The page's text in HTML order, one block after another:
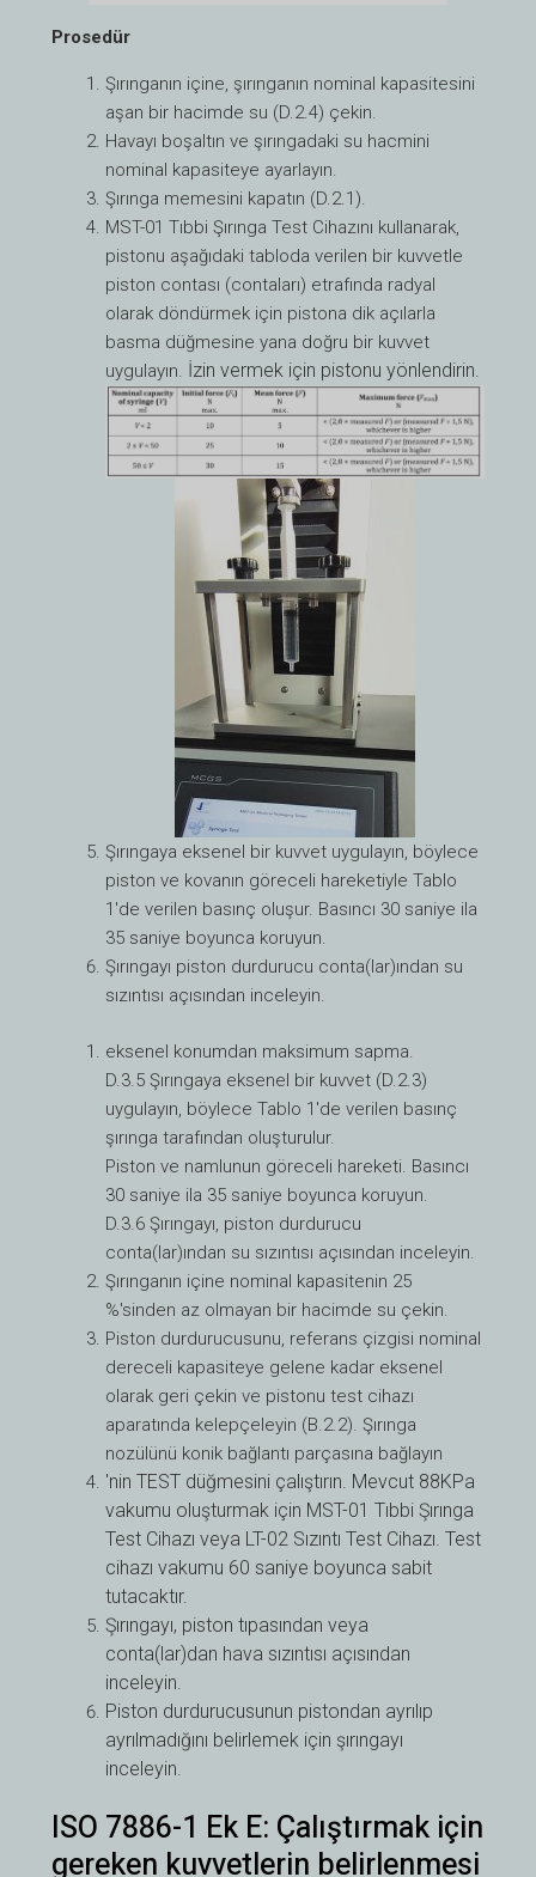
Prosedür
Şırınganın içine, şırınganın nominal kapasitesini
aşan bir hacimde su (D.2.4) çekin.
Havayı boşaltın ve şırıngadaki su hacmini
nominal kapasiteye ayarlayın.
Şırınga memesini kapatın (D.2.1).
MST-01 Tıbbi Şırınga Test Cihazını kullanarak,
pistonu aşağıdaki tabloda verilen bir kuvvetle
piston contası (contaları) etrafında radyal
olarak döndürmek için pistona dik açılarla
basma düğmesine yana doğru bir kuvvet
uygulayın. İzin vermek için pistonu yönlendirin.
Şırıngaya eksenel bir kuvvet uygulayın, böylece
piston ve kovanın göreceli hareketiyle Tablo
1'de verilen basınç oluşur. Basıncı 30 saniye ila
35 saniye boyunca koruyun.
Şırıngayı piston durdurucu conta(lar)ından su
sızıntısı açısından inceleyin.
eksenel konumdan maksimum sapma.
D.3.5 Şırıngaya eksenel bir kuvvet (D.2.3)
uygulayın, böylece Tablo 1'de verilen basınç
şırınga tarafından oluşturulur.
Piston ve namlunun göreceli hareketi. Basıncı
30 saniye ila 35 saniye boyunca koruyun.
D.3.6 Şırıngayı, piston durdurucu
conta(lar)ından su sızıntısı açısından inceleyin.
Şırınganın içine nominal kapasitenin 25
%'sinden az olmayan bir hacimde su çekin.
Piston durdurucusunu, referans çizgisi nominal
dereceli kapasiteye gelene kadar eksenel
olarak geri çekin ve pistonu test cihazı
aparatında kelepçeleyin (B.2.2). Şırınga
nozülünü konik bağlantı parçasına bağlayın
'nin TEST düğmesini çalıştırın. Mevcut 88KPa
vakumu oluşturmak için MST-01 Tıbbi Şırınga
Test Cihazı veya LT-02 Sızıntı Test Cihazı. Test
cihazı vakumu 60 saniye boyunca sabit
tutacaktır.
Şırıngayı, piston tıpasından veya
conta(lar)dan hava sızıntısı açısından
inceleyin.
Piston durdurucusunun pistondan ayrılıp
ayrılmadığını belirlemek için şırıngayı
inceleyin.
ISO 7886-1 Ek E: Çalıştırmak için
gereken kuvvetlerin belirlenmesi